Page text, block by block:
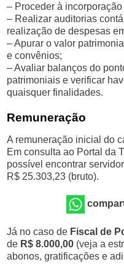
– Proceder à
– Realizar auditorias
realização de despesas
– Apurar o valor
e convênios;
– Avaliar balanços do
patrimoniais e verificar
quaisquer finalidades.
Remuneração
A remuneração inicial do
Em consulta ao Portal da
possível encontrar
R$ 25.303,23 (bruto).
Já no caso de Fiscal de
de R$ 8.000,00 (veja a
abonos, gratificações e